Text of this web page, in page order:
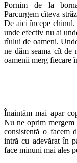
Pornim de la
Parcurgem cîteva
De aici începe chinul.
unde efectiv nu ai
rîului de oameni.
ne dăm seama cît de
oamenii merg fiecare
Înaintăm mai apar
Nu ne oprim
consistentă o facem
intră cu adevărat în
face minuni mai ales